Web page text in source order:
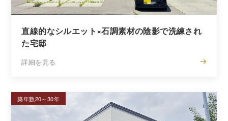
直線的なシルエット×石調素材の陰影で洗練され
た宅邸
詳細を見る
築年数20～30年